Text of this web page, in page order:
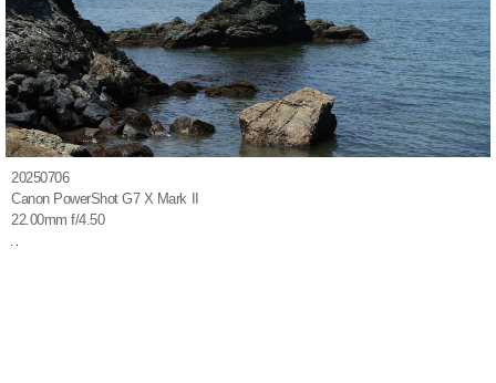
20250706
Canon PowerShot G7 X Mark II
22.00mm f/4.50